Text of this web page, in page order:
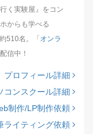
く実験屋』をコン
からも学べる
510名。「 オンラ
信中！
プロフィール詳細
コンスクール詳細
制作/LP制作依頼
ライティング依頼